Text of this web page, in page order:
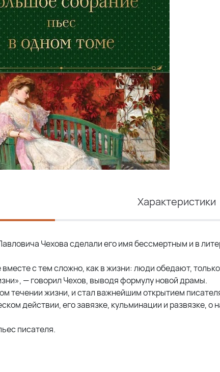
Характеристики
Чехова сделали его имя бессмертным и в
с тем сложно, как в жизни: люди обедают,
— говорил Чехов, выводя формулу новой драмы.
течении жизни, и стал важнейшим открытием
действии, его завязке, кульминации и развязке, о
писателя.